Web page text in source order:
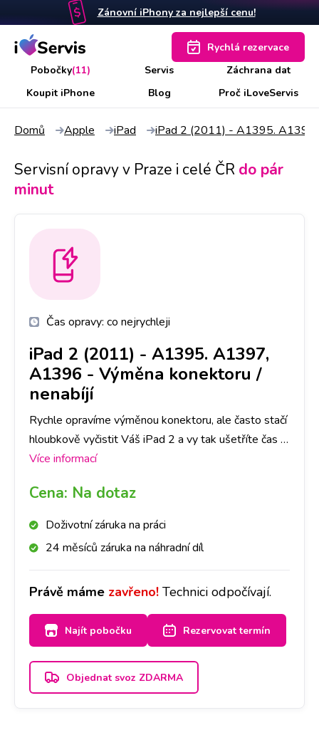
Zánovní iPhony za nejlepší cenu!
Pobočky(11) Servis
Záchrana dat
Koupit iPhone
Blog Proč iLoveServis
Rychlá rezervace
Domů Apple iPad iPad 2 (2011) - A1395.
Servisní opravy v Praze i celé ČR do pár
minut
Čas opravy: co nejrychleji
iPad 2 (2011) - A1395. A1397,
A1396 - Výměna konektoru /
nenabíjí
Rychle opravíme výměnou konektoru, ale často stačí
hloubkově vyčistit Váš iPad 2 a vy tak ušetříte čas i
peníze. Nejlepší je nyní se zastavit na jakékoliv
Více informací
Cena: Na dotaz
Doživotní záruka na práci
24 měsíců záruka na náhradní díl
Právě máme zavřeno! Technici odpočívají.
Najít pobočku Rezervovat termín
Objednat svoz ZDARMA